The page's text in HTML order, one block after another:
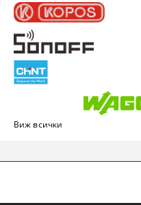
Виж всички